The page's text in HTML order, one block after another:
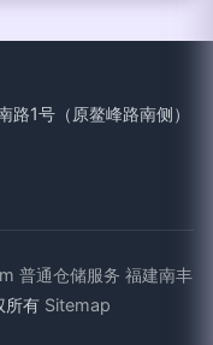
1号（原鳌峰路南侧）
普通仓储服务 福建南丰
所有 Sitemap